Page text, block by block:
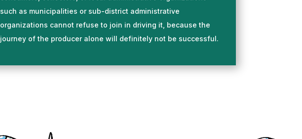
such as municipalities or sub-district administrative
organizations cannot refuse to join in driving it, because the
journey of the producer alone will definitely not be successful.